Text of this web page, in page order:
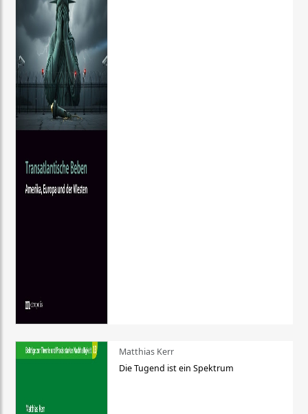
Matthias Kerr
Die Tugend ist ein Spektrum